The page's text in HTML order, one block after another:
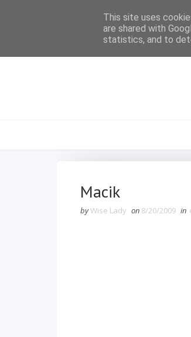
Macik
byWise Lady on 8/20/2009 in
This site uses
are shared with
statistics, and to